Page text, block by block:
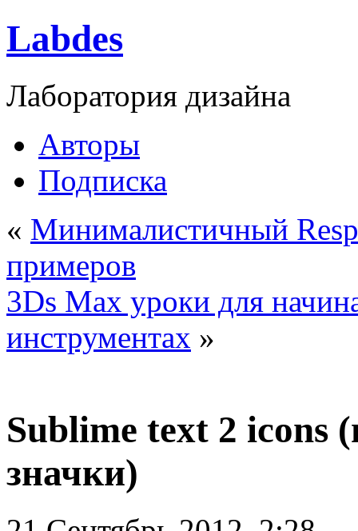
Labdes
Лаборатория дизайна
Авторы
Подписка
« Минималистичный
примеров
3Ds Max уроки для
инструментах »
Sublime text 2 icons
значки)